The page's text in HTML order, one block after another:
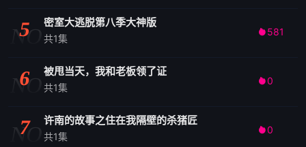
NO
5 密室大逃脱第八季大神版
共1集
 581
NO
6 被甩当天，我和老板领了证
共1集
0
NO
7 许南的故事之住在我隔壁的杀猪匠
共1集
0